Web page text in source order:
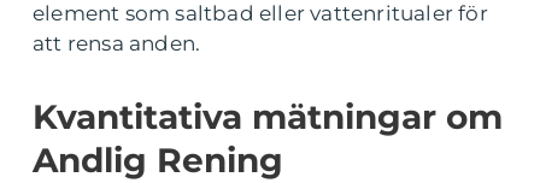
element som saltbad eller vattenritualer för
att rensa anden.
Kvantitativa mätningar om
Andlig Rening